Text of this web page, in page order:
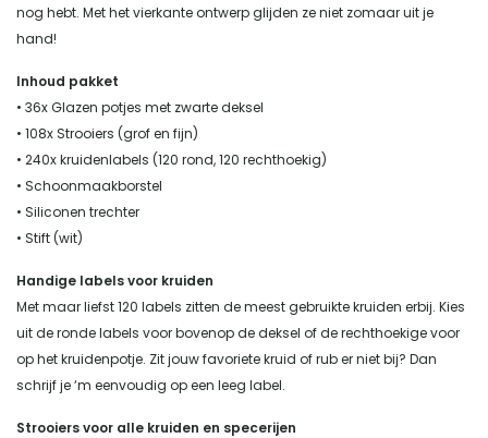
nog hebt. Met het vierkante ontwerp glijden ze niet zomaar uit je
hand!
Inhoud pakket
• 36x Glazen potjes met zwarte deksel
• 108x Strooiers (grof en fijn)
• 240x kruidenlabels (120 rond, 120 rechthoekig)
• Schoonmaakborstel
• Siliconen trechter
• Stift (wit)
Handige labels voor kruiden
Met maar liefst 120 labels zitten de meest gebruikte kruiden erbij. Kies
uit de ronde labels voor bovenop de deksel of de rechthoekige voor
op het kruidenpotje. Zit jouw favoriete kruid of rub er niet bij? Dan
schrijf je ‘m eenvoudig op een leeg label.
Strooiers voor alle kruiden en specerijen